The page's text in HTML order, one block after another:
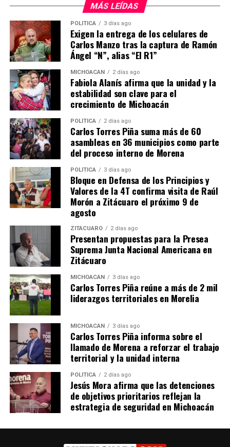
Comparte con:
Me gusta esto:
Relacionado
Recibe Junta de Conciliación
y Arbitraje 32 demandas por
despido injustificado en
Zitácuaro
23 mayo, 2018
En "Zitácuaro"
CCL Michoacán recuerda
plazos y procedimientos
2025
10 abril, 2025
En "Michoacán"
Sin cambios a Ley Laboral
MÁS LEÍDAS
POLÍTICA 3 días ago
Exigen la entrega de los celulares de
Carlos Manzo tras la captura de Ramón
Ángel “N”, alias “El R1”
MICHOACÁN 2 días ago
Fabiola Alanís afirma que la unidad y la
estabilidad son clave para el
crecimiento de Michoacán
POLÍTICA 2 días ago
Carlos Torres Piña suma más de 60
asambleas en 36 municipios como parte
del proceso interno de Morena
POLÍTICA 3 días ago
Bloque en Defensa de los Principios y
Valores de la 4T confirma visita de Raúl
Morón a Zitácuaro el próximo 9 de
agosto
ZITÁCUARO 2 días ago
Presentan propuestas para la Presea
Suprema Junta Nacional Americana en
Zitácuaro
MICHOACÁN 3 días ago
Carlos Torres Piña reúne a más de 2 mil
liderazgos territoriales en Morelia
MICHOACÁN 3 días ago
Carlos Torres Piña informa sobre el
llamado de Morena a reforzar el trabajo
territorial y la unidad interna
POLÍTICA 2 días ago
Jesús Mora afirma que las detenciones
de objetivos prioritarios reflejan la
estrategia de seguridad en Michoacán